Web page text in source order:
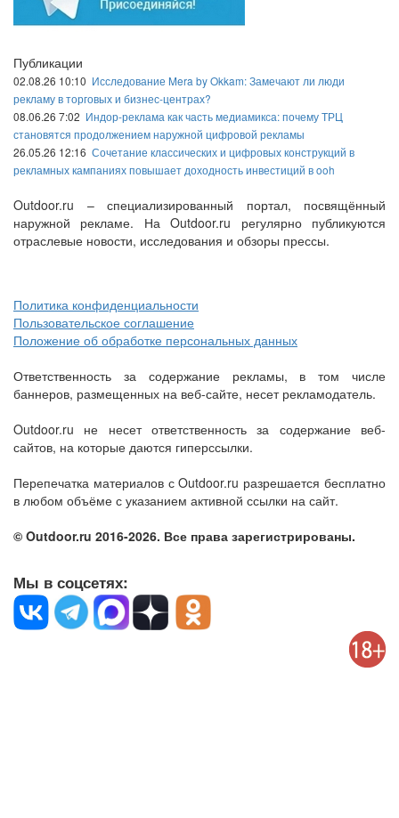
Публикации
02.08.26 10:10 Исследование Mera by Okkam: Замечают ли люди
рекламу в торговых и бизнес-центрах?
08.06.26 7:02 Индор-реклама как часть медиамикса: почему ТРЦ
становятся продолжением наружной цифровой рекламы
26.05.26 12:16 Сочетание классических и цифровых конструкций в
рекламных кампаниях повышает доходность инвестиций в ooh
Outdoor.ru – специализированный портал, посвящённый
наружной рекламе. На Outdoor.ru регулярно публикуются
отраслевые новости, исследования и обзоры прессы.
Политика конфиденциальности
Пользовательское соглашение
Положение об обработке персональных данных
Ответственность за содержание рекламы, в том числе
баннеров, размещенных на веб-сайте, несет рекламодатель.
Outdoor.ru не несет ответственность за содержание веб-
сайтов, на которые даются гиперссылки.
Перепечатка материалов с Outdoor.ru разрешается бесплатно
в любом объёме с указанием активной ссылки на сайт.
© Outdoor.ru 2016-2026. Все права зарегистрированы.
Мы в соцсетях: